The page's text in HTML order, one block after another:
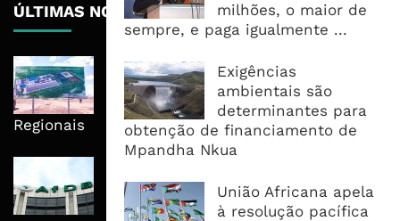
milhões, o maior de
sempre, e paga igualmente ...
Exigências
ambientais são
determinantes para
obtenção de financiamento de
Mpandha Nkua
União Africana apela
à resolução pacífica
ÚLTIMAS NOTÍCIAS
Nova Capacidade Cimenteira Coloca
Moçambique No Caminho Da Auto-
Suficiência E Das Exportações
Regionais
Acelera Ligação Da Zâmbia Ao
Corredor Do Lobito